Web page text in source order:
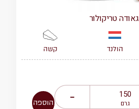
גאודה טריקולור
הולנד קשה
גרם הוספה